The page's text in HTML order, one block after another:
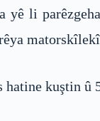
yê li
hatine kuştin